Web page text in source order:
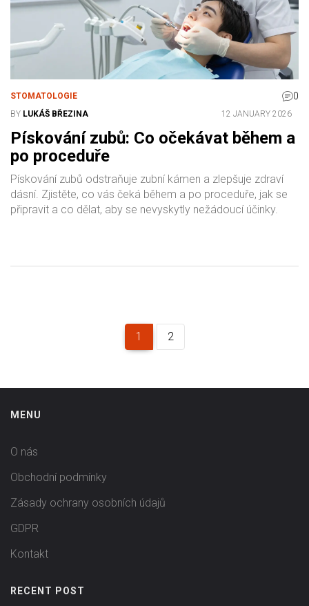
STOMATOLOGIE 0
BY LUKÁŠ BŘEZINA 12 JANUARY 2026
Pískování zubů: Co očekávat během a
po proceduře
Pískování zubů odstraňuje zubní kámen a zlepšuje zdraví
dásní. Zjistěte, co vás čeká během a po proceduře, jak se
připravit a co dělat, aby se nevyskytly nežádoucí účinky.
1 2
MENU
O nás
Obchodní podmínky
Zásady ochrany osobních údajů
GDPR
Kontakt
RECENT POST